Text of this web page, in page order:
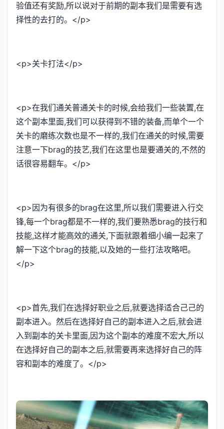
验值还有奖励,所以说对于前期的副本我们是需要有选
择性的去打的。</p>
<p>关卡打法</p>
<p>在我们通关普通关卡的时候,会给我们一些装置,在
这个副本里面,我们可以获得到不错的装备,而单个一个
关卡的磨练次数也是不一样的,我们在通关的时候,需要
注意一下brag的技艺,我们在这里也是要通关的,不然的
话很容易翻车。</p>
<p>因为有很多的brag在这里,所以我们需要进入行交
锋,每一个brag都是不一样的,我们要熟悉brag的技行和
技能,这样才能高效的通关,下面就跟着细小编一起来了
解一下这个brag的技能,以及她的一些打法攻略吧。
</p>
<p>首先,我们在选择好职业之后,就要选择适合己己的
副本进入。然后在选择好自己的副本进入之后,就会进
入到副本的关卡里面,因为这个副本的难度不宏大,所以
在选择好自己的副本之后,就需要再来选择好自己的阵
容和副本的难度了。</p>